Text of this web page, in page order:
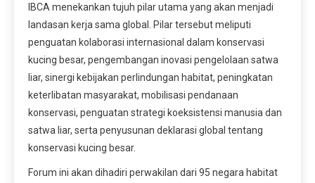
IBCA menekankan tujuh pilar utama yang akan menjadi
landasan kerja sama global. Pilar tersebut meliputi
penguatan kolaborasi internasional dalam konservasi
kucing besar, pengembangan inovasi pengelolaan satwa
liar, sinergi kebijakan perlindungan habitat, peningkatan
keterlibatan masyarakat, mobilisasi pendanaan
konservasi, penguatan strategi koeksistensi manusia dan
satwa liar, serta penyusunan deklarasi global tentang
konservasi kucing besar.
Forum ini akan dihadiri perwakilan dari 95 negara habitat